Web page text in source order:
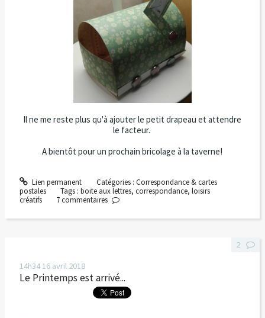
Il ne me reste plus qu'à ajouter le petit drapeau et attendre
le facteur.
A bientôt pour un prochain bricolage à la taverne!
Lien permanent Catégories : Correspondance & cartes
postales
Tags :boite aux lettres,correspondance,loisirs
créatifs
7commentaires
14h3416 avril 2018
Le Printemps est arrivé...
2